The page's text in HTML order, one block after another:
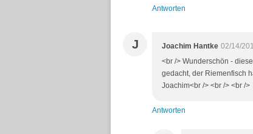
Antworten
J Joachim Hantke 02/14/
<br /> Wunderschön -
gedacht, der Riemenfisch
Joachim<br /> <br /> <br />
Antworten